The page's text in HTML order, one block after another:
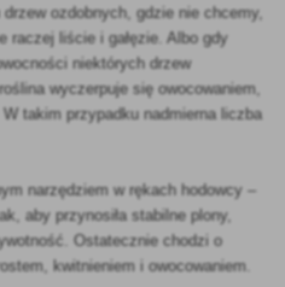
ozdobnych, gdzie nie chcemy,
raczej liście i gałęzie. Albo gdy
niektórych drzew
wyczerpuje się owocowaniem,
takim przypadku nadmierna liczba
narzędziem w rękach hodowcy –
aby przynosiła stabilne plony,
Ostatecznie chodzi o
kwitnieniem i owocowaniem.